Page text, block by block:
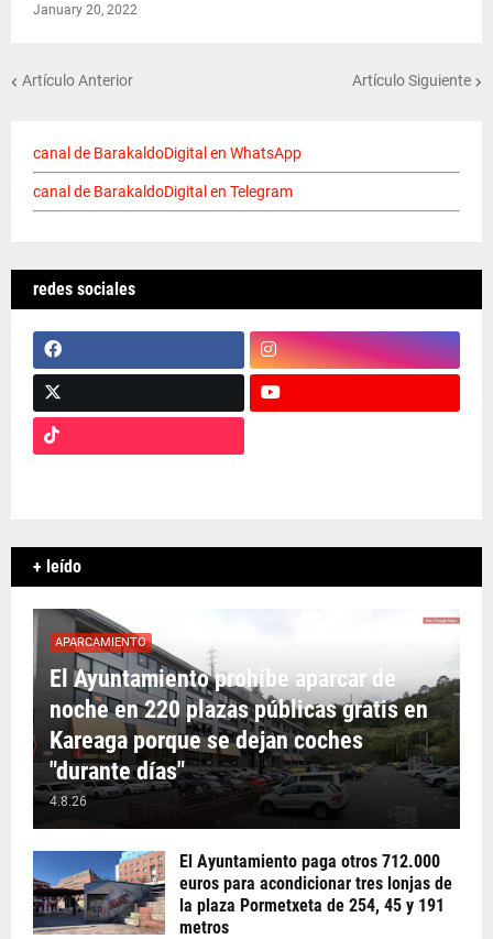
January 20, 2022
Artículo Anterior Artículo Siguiente
canal de BarakaldoDigital en WhatsApp
canal de BarakaldoDigital en Telegram
redes sociales
+ leído
APARCAMIENTO
El Ayuntamiento prohíbe aparcar de
noche en 220 plazas públicas gratis en
Kareaga porque se dejan coches
"durante días"
4.8.26
El Ayuntamiento paga otros 712.000
euros para acondicionar tres lonjas de
la plaza Pormetxeta de 254, 45 y 191
metros